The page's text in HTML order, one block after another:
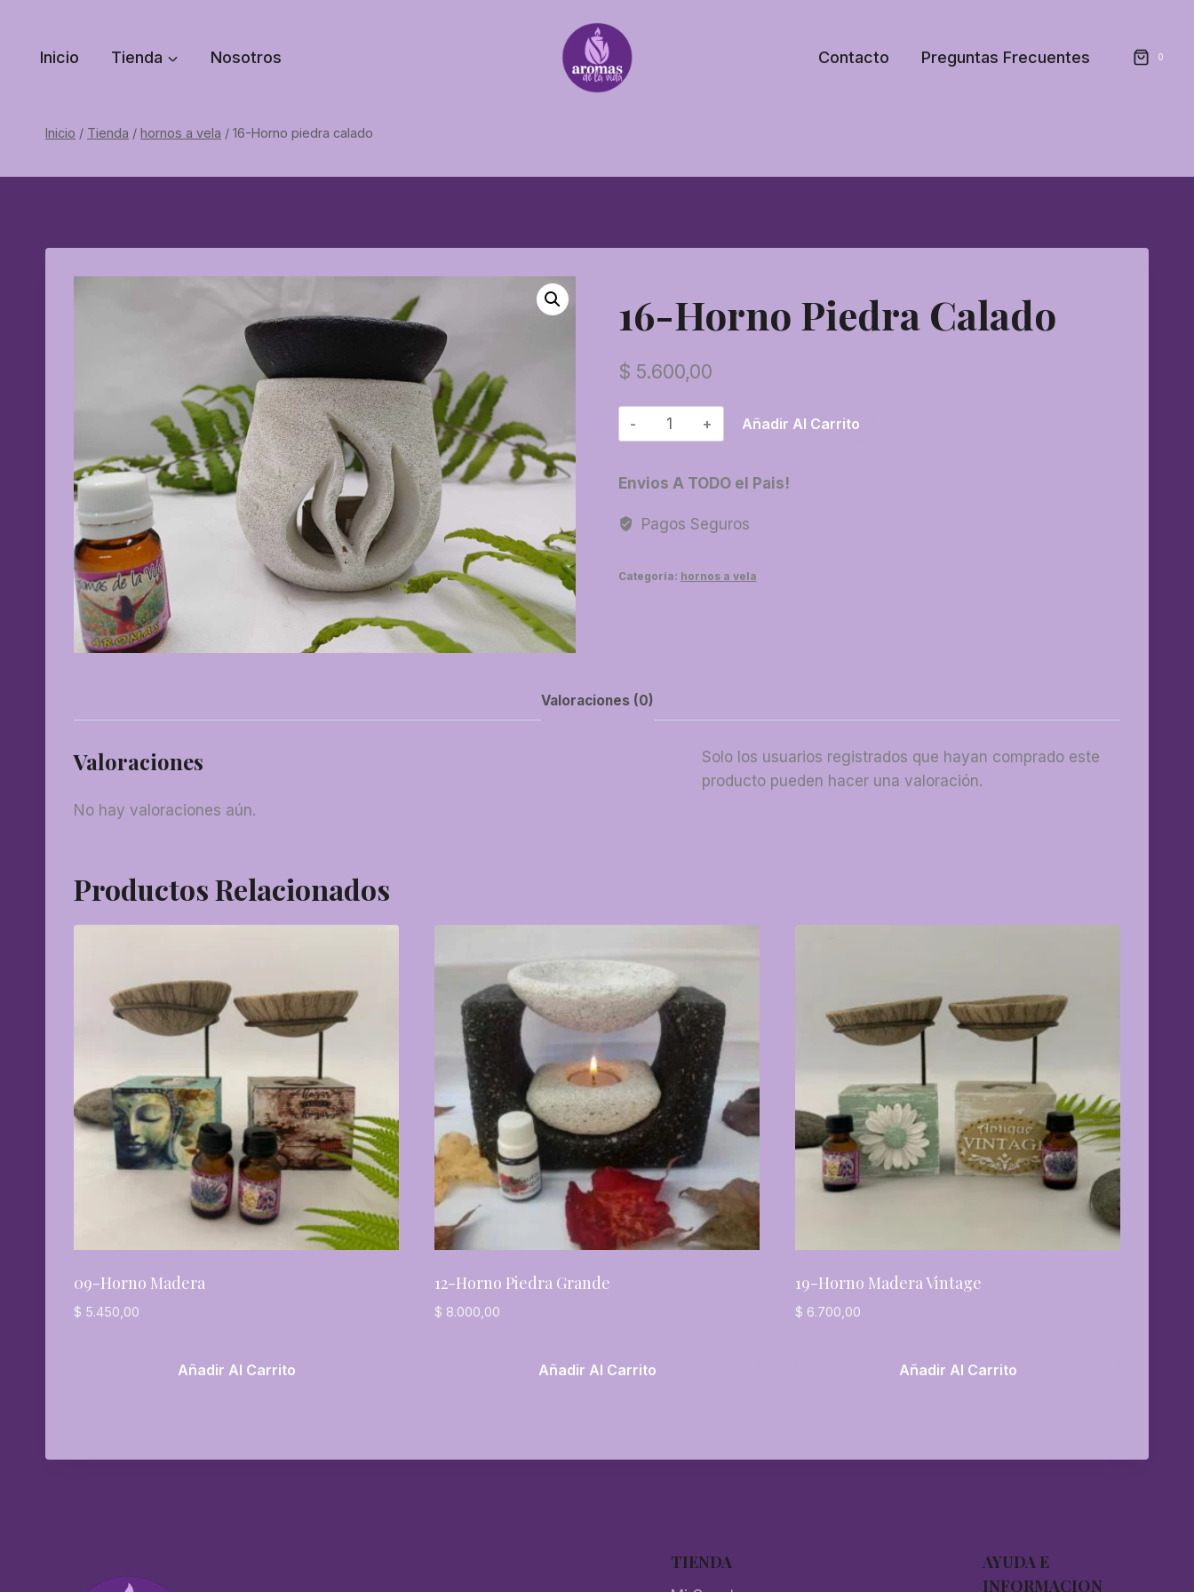
contenido
Inicio Tienda Nosotros Contacto Preguntas Frecuentes 0
Inicio / Tienda / hornos a vela / 16-Horno piedra calado
16-Horno Piedra Calado
$ 5.600,00
16-
Horno
calado
Añadir Al Carrito
Envios A TODO el Pais!
Pagos Seguros
Categoría: hornos a vela
Valoraciones (0)
Valoraciones
No hay valoraciones aún.
Solo los usuarios registrados que hayan comprado este
producto pueden hacer una valoración.
Productos Relacionados
09-Horno Madera
$ 5.450,00
Añadir Al Carrito
12-Horno Piedra Grande
$ 8.000,00
Añadir Al Carrito
19-Horno Madera Vintage
$ 6.700,00
Añadir Al Carrito
TIENDA
AYUDA E
INFORMACION